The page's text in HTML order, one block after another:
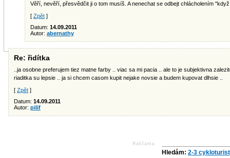
Věří, nevěří, přesvědčit ji o tom musíš. A nenechat se odbejt chlácholením
[ Zpět ]
Datum: 14.09.2011
Autor: abernathy
Re: řidítka
..ja osobne preferujem tiez matne farby .. viac sa mi pacia .. ale to je subjektivna
riaditka su lepsie .. ja si chcem casom kupit nejake novsie a budem kupovat dlhsie ..
[ Zpět ]
Datum: 14.09.2011
Autor: pilif
Hledám: 2-3